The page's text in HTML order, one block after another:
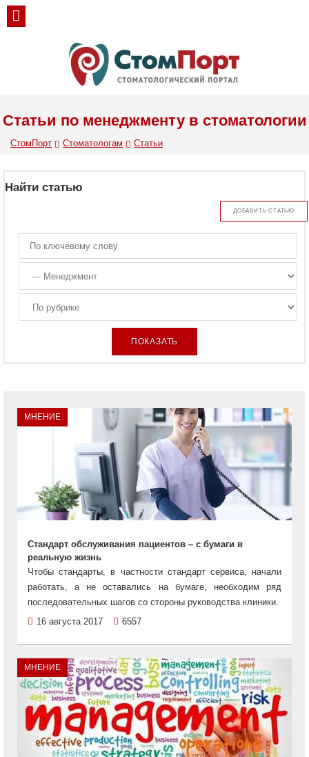
Статьи по менеджменту в стоматологии
СтомПорт Стоматологам Статьи
Найти статью
ДОБАВИТЬ СТАТЬЮ
МНЕНИЕ
Стандарт обслуживания пациентов – с бумаги в
реальную жизнь
Чтобы стандарты, в частности стандарт сервиса, начали
работать, а не оставались на бумаге, необходим ряд
последовательных шагов со стороны руководства клиники.
16 августа 2017
6557
МНЕНИЕ